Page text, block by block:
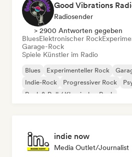
Good Vibrations
Radiosender
> 2900 Antworten gegeben
BluesElektronischer Rock
Garage-Rock
Spiele Künstler im Radio
Blues Experimenteller Rock
Indie-Rock
Progressiver Rock
Rock & Roll / Klassischer Rock
indie now
Media Outlet/Journalist